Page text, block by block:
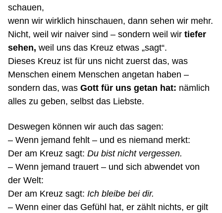
schauen,
wenn wir wirklich hinschauen, dann sehen wir mehr.
Nicht, weil wir naiver sind – sondern weil wir tiefer
sehen, weil uns das Kreuz etwas „sagt“.
Dieses Kreuz ist für uns nicht zuerst das, was
Menschen einem Menschen angetan haben –
sondern das, was Gott für uns getan hat: nämlich
alles zu geben, selbst das Liebste.
Deswegen können wir auch das sagen:
– Wenn jemand fehlt – und es niemand merkt:
Der am Kreuz sagt: Du bist nicht vergessen.
– Wenn jemand trauert – und sich abwendet von
der Welt:
Der am Kreuz sagt: Ich bleibe bei dir.
– Wenn einer das Gefühl hat, er zählt nichts, er gilt